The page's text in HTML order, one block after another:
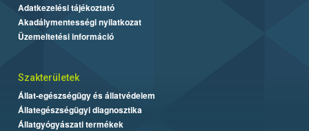
Adatkezelési tájékoztató
Akadálymentességi nyilatkozat
Üzemeltetési információ
Szakterületek
Állat-egészségügy és állatvédelem
Állategészségügyi diagnosztika
Állatgyógyászati termékek